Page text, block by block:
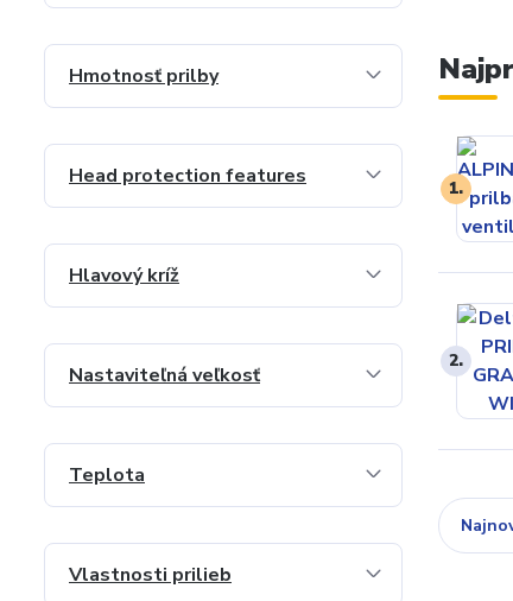
1.
2.
Hmotnosť prilby
Head protection features
Hlavový kríž
Nastaviteľná veľkosť
Teplota
Vlastnosti prilieb